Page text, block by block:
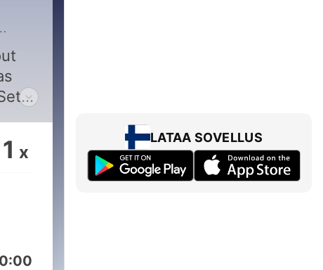
1 x
LATAA SOVELLUS